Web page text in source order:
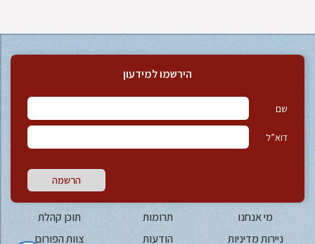
הירשמו למידעון
שם
דוא”ל
הרשמה
מי אנחנו תרומות
תוכן קהלת
ניירות מדיניות
הודעות צוות הפורום